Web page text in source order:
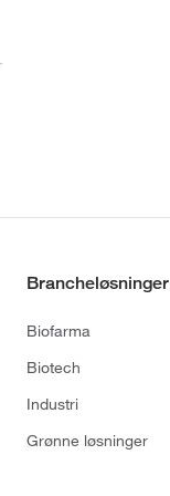
Brancheløsninger
Biofarma
Biotech
Industri
Grønne løsninger